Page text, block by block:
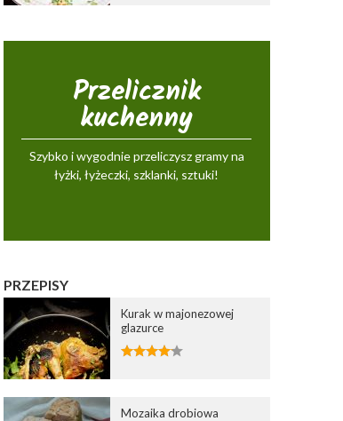
z mielonego mięsa z
Wybierz listę:
Gulasz z indyka z sosem z
Przelicznik
kuchenny
Szybko i wygodnie przeliczysz gramy na
łyżki, łyżeczki, szklanki, sztuki!
PRZEPISY
Kurak w majonezowej
glazurce
Mozaika drobiowa